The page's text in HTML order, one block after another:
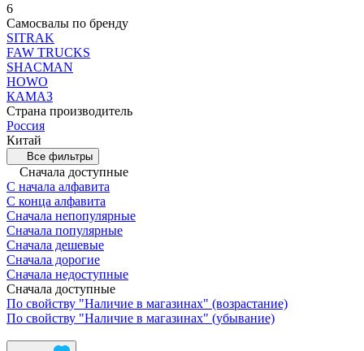
6
Самосвалы по бренду
SITRAK
FAW TRUCKS
SHACMAN
HOWO
КАМАЗ
Страна производитель
Россия
Китай
Все фильтры
Сначала доступные
С начала алфавита
С конца алфавита
Сначала непопулярные
Сначала популярные
Сначала дешевые
Сначала дорогие
Сначала недоступные
Сначала доступные
По свойству "Наличие в магазинах" (возрастание)
По свойству "Наличие в магазинах" (убывание)